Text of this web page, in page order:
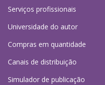
Serviços profissionais
Universidade do autor
Compras em quantidade
Canais de distribuição
Simulador de publicação